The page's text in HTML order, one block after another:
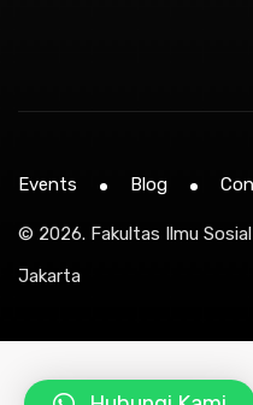
© 2026. Fakultas Ilmu
Jakarta
Events Blog